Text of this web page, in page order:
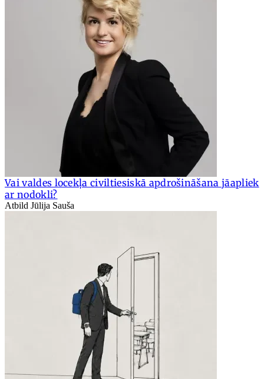
Vai valdes locekļa civiltiesiskā apdrošināšana jāapliek
ar nodokli?
Atbild Jūlija Sauša